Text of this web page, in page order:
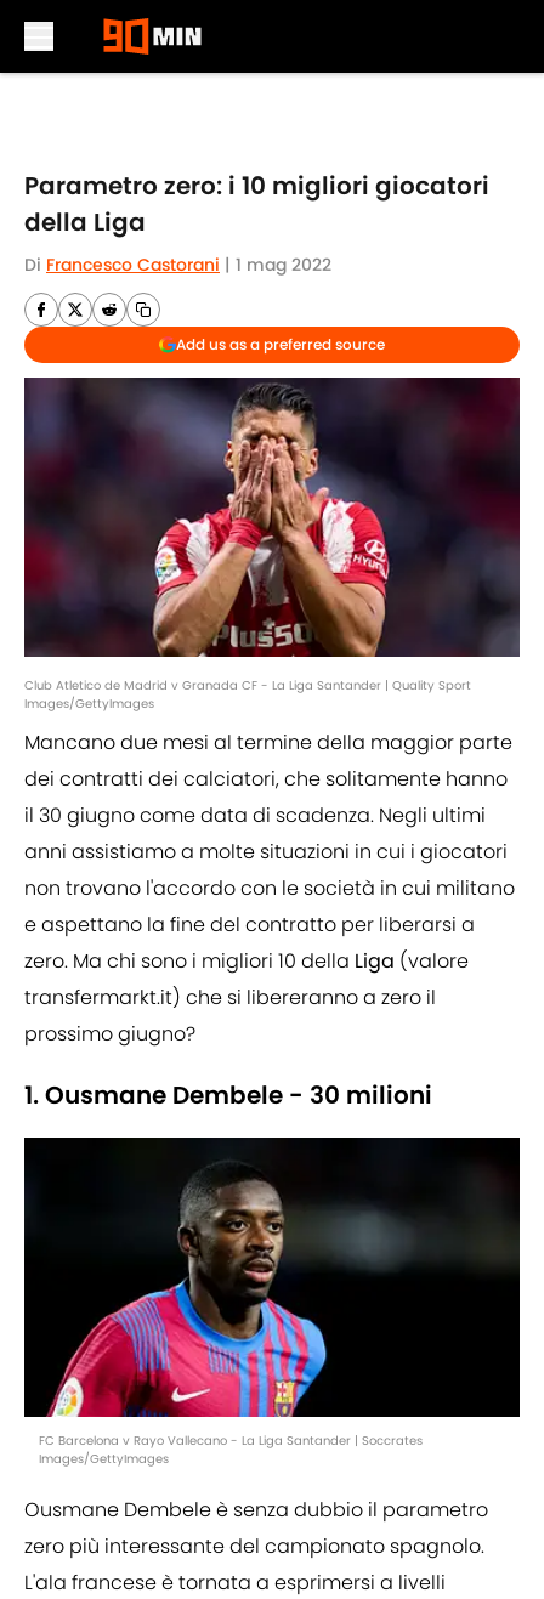
Parametro zero: i 10 migliori giocatori
della Liga
Di Francesco Castorani | 1 mag 2022
Add us as a preferred source
Club Atletico de Madrid v Granada CF - La Liga Santander | Quality Sport
Images/GettyImages
Mancano due mesi al termine della maggior parte
dei contratti dei calciatori, che solitamente hanno
il 30 giugno come data di scadenza. Negli ultimi
anni assistiamo a molte situazioni in cui i giocatori
non trovano l'accordo con le società in cui militano
e aspettano la fine del contratto per liberarsi a
zero. Ma chi sono i migliori 10 della Liga (valore
transfermarkt.it) che si libereranno a zero il
prossimo giugno?
1. Ousmane Dembele - 30 milioni
FC Barcelona v Rayo Vallecano - La Liga Santander | Soccrates
Images/GettyImages
Ousmane Dembele è senza dubbio il parametro
zero più interessante del campionato spagnolo.
L'ala francese è tornata a esprimersi a livelli